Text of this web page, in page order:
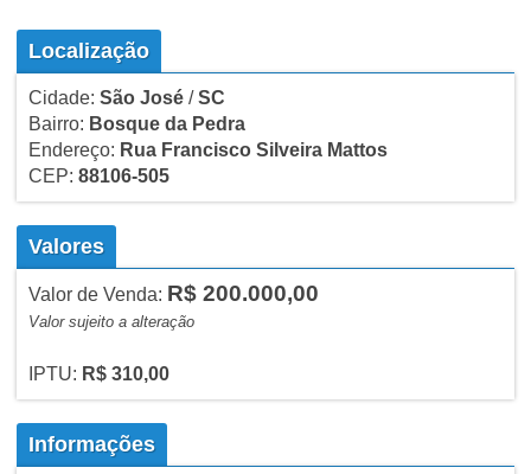
Localização
Cidade: São José/SC
Bairro: Bosque da Pedra
Endereço: Rua Francisco Silveira Mattos
CEP: 88106-505
Valores
Valor de Venda: R$ 200.000,00
Valor sujeito a alteração
IPTU: R$ 310,00
Informações